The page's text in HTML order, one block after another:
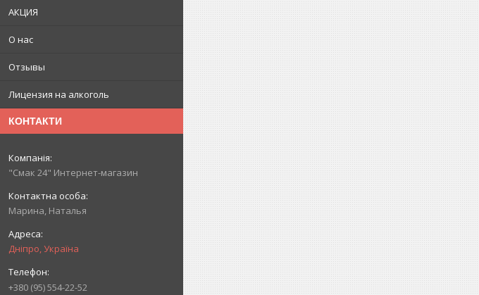
АКЦИЯ
О нас
Отзывы
Лицензия на алкоголь
КОНТАКТИ
"Смак 24" Интернет-магазин
Марина, Наталья
Дніпро, Україна
+380 (95) 554-22-52